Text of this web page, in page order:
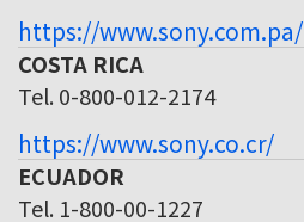
https://www.sony.com.pa/
COSTA RICA
Tel. 0-800-012-2174
https://www.sony.co.cr/
ECUADOR
Tel. 1-800-00-1227